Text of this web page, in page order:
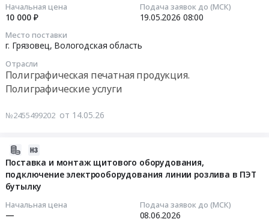
Начальная цена
10 000 ₽
Подача заявок до (МСК)
19.05.2026 08:00
Место поставки
г. Грязовец, Вологодская область
Отрасли
Полиграфическая печатная продукция.
Полиграфические услуги
№2455499202 от 14.05.26
Поставка и монтаж щитового оборудования,
подключение электрооборудования линии розлива в ПЭТ
бутылку
Начальная цена
—
Подача заявок до (МСК)
08.06.2026